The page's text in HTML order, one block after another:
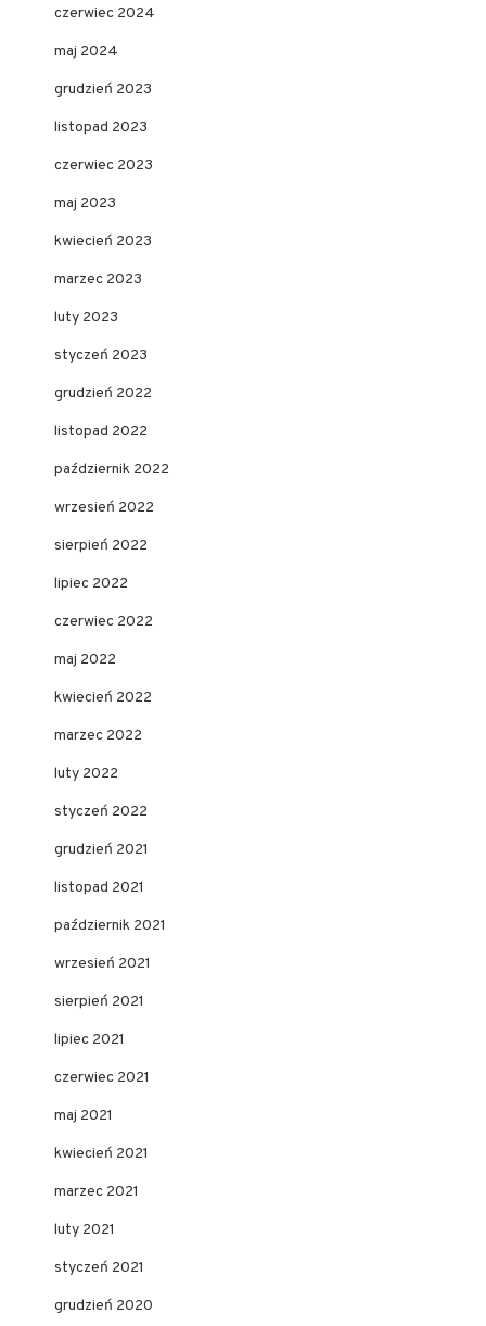
czerwiec 2024
maj 2024
grudzień 2023
listopad 2023
czerwiec 2023
maj 2023
kwiecień 2023
marzec 2023
luty 2023
styczeń 2023
grudzień 2022
listopad 2022
październik 2022
wrzesień 2022
sierpień 2022
lipiec 2022
czerwiec 2022
maj 2022
kwiecień 2022
marzec 2022
luty 2022
styczeń 2022
grudzień 2021
listopad 2021
październik 2021
wrzesień 2021
sierpień 2021
lipiec 2021
czerwiec 2021
maj 2021
kwiecień 2021
marzec 2021
luty 2021
styczeń 2021
grudzień 2020